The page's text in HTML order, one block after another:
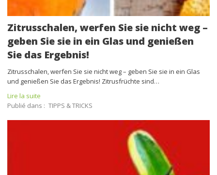
Zitrusschalen, werfen Sie sie nicht weg –
geben Sie sie in ein Glas und genießen
Sie das Ergebnis!
Zitrusschalen, werfen Sie sie nicht weg – geben Sie sie in ein Glas
und genießen Sie das Ergebnis! Zitrusfrüchte sind…
Lire la suite
Publié dans : TIPPS & TRICKS